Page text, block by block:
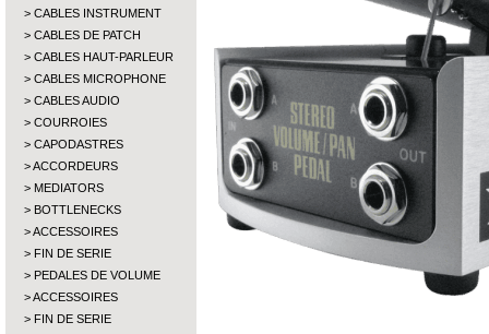
CABLES INSTRUMENT
CABLES DE PATCH
CABLES HAUT-PARLEUR
CABLES MICROPHONE
CABLES AUDIO
COURROIES
CAPODASTRES
ACCORDEURS
MEDIATORS
BOTTLENECKS
ACCESSOIRES
FIN DE SERIE
PEDALES DE VOLUME
ACCESSOIRES
FIN DE SERIE